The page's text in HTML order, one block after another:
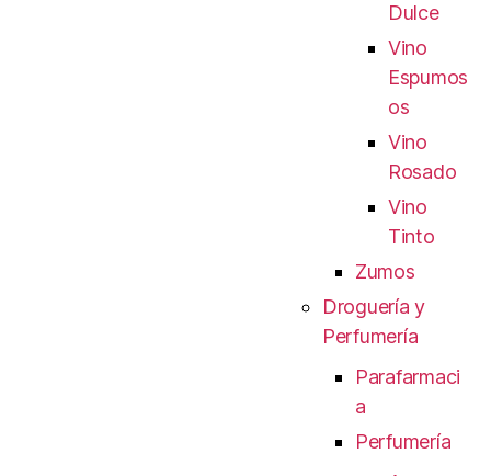
Dulce
Vino
Espumos
os
Vino
Rosado
Vino
Tinto
Zumos
Droguería y
Perfumería
Parafarmaci
a
Perfumería